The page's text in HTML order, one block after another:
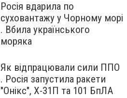
Росія вдарила по
суховантажу у Чорному морі
. Вбила українського
моряка
Як відпрацювали сили ППО
. Росія запустила ракети
"Онікс", Х-31П та 101 БпЛА